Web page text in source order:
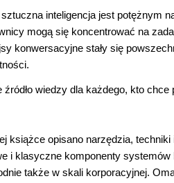
inteligencja jest potężnym
mogą się koncentrować na
konwersacyjne stały się
źródło wiedzy dla każdego, kto
książce opisano narzędzia,
i klasyczne komponenty
także w skali korporacyjnej.